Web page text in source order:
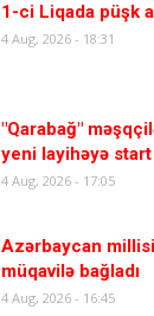
1-ci Liqada püşk
4 Aug, 2026 - 18:31
"Qarabağ"
yeni layihəyə
4 Aug, 2026 - 17:05
Azərbaycan
müqavilə bağladı
4 Aug, 2026 - 16:45